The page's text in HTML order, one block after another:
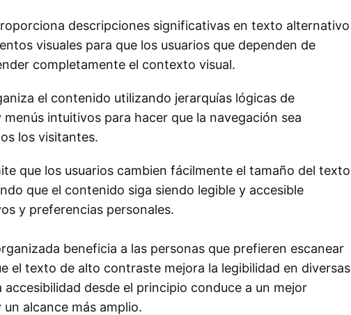
descripciones significativas en texto alternativo
visuales para que los usuarios que dependen de
completamente el contexto visual.
el contenido utilizando jerarquías lógicas de
intuitivos para hacer que la navegación sea
los visitantes.
que los usuarios cambien fácilmente el tamaño del texto
que el contenido siga siendo legible y accesible
y preferencias personales.
beneficia a las personas que prefieren escanear
el texto de alto contraste mejora la legibilidad en diversas
desde el principio conduce a un mejor
un alcance más amplio.